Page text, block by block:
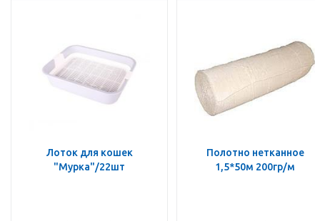
Лоток для кошек
"Мурка"/22шт
Полотно нетканное
1,5*50м 200гр/м